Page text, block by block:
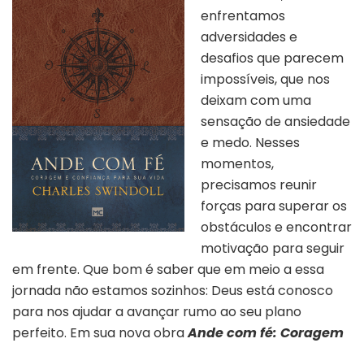
enfrentamos
adversidades e
desafios que parecem
impossíveis, que nos
deixam com uma
sensação de ansiedade
e medo. Nesses
momentos,
precisamos reunir
forças para superar os
obstáculos e encontrar
motivação para seguir
em frente. Que bom é saber que em meio a essa
jornada não estamos sozinhos: Deus está conosco
para nos ajudar a avançar rumo ao seu plano
perfeito. Em sua nova obraAnde com fé: Coragem